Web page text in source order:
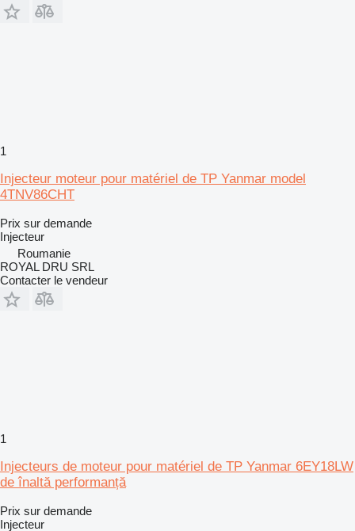
1
Injecteur moteur pour matériel de TP Yanmar model
4TNV86CHT
Prix sur demande
Injecteur
Roumanie
ROYAL DRU SRL
Contacter le vendeur
1
Injecteurs de moteur pour matériel de TP Yanmar 6EY18LW
de înaltă performanță
Prix sur demande
Injecteur